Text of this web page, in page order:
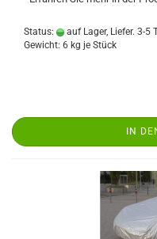
Status: auf Lager, Liefer. 3-5
Gewicht: 6 kg je Stück
IN